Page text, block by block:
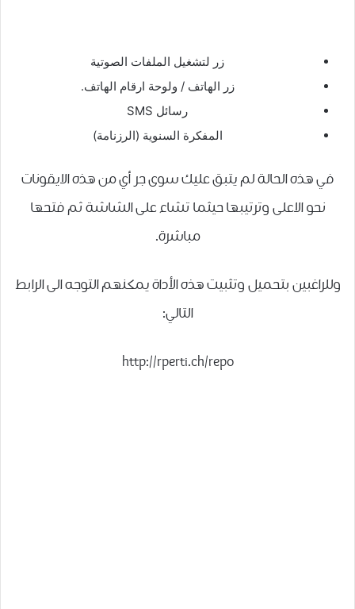
زر لتشغيل الملفات الصوتية
زر الهاتف / ولوحة ارقام الهاتف.
رسائل SMS
المفكرة السنوية (الرزنامة)
في هذه الحالة لم يتبق عليك سوى جر أي من هذه الايقونات
نحو الاعلى وترتيبها حيثما تشاء على الشاشة ثم فتحها
مباشرة.
وللراغبين بتحميل وتثبيت هذه الأداة يمكنهم التوجه الى الرابط
التالي:
http://rperti.ch/repo